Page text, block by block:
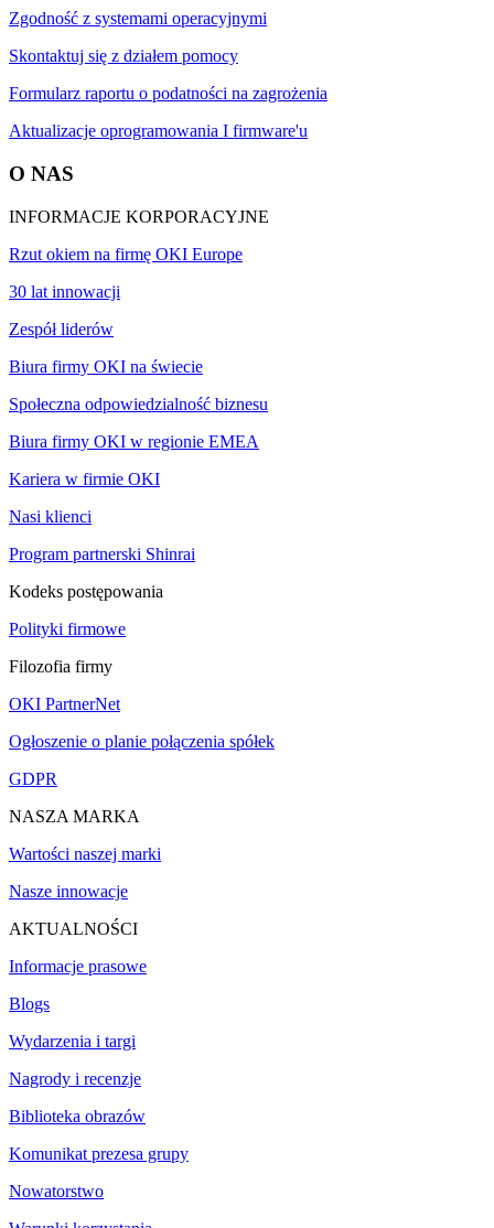
Zgodność z systemami operacyjnymi
Skontaktuj się z działem pomocy
Formularz raportu o podatności na zagrożenia
Aktualizacje oprogramowania I firmware'u
O NAS
INFORMACJE KORPORACYJNE
Rzut okiem na firmę OKI Europe
30 lat innowacji
Zespół liderów
Biura firmy OKI na świecie
Społeczna odpowiedzialność biznesu
Biura firmy OKI w regionie EMEA
Kariera w firmie OKI
Nasi klienci
Program partnerski Shinrai
Kodeks postępowania
Polityki firmowe
Filozofia firmy
OKI PartnerNet
Ogłoszenie o planie połączenia spółek
GDPR
NASZA MARKA
Wartości naszej marki
Nasze innowacje
AKTUALNOŚCI
Informacje prasowe
Blogs
Wydarzenia i targi
Nagrody i recenzje
Biblioteka obrazów
Komunikat prezesa grupy
Nowatorstwo